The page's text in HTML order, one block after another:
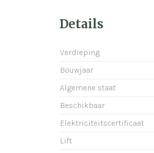
Details
Verdieping
Bouwjaar
Algemene staat
Beschikbaar
Elektriciteitscertificaat
Lift